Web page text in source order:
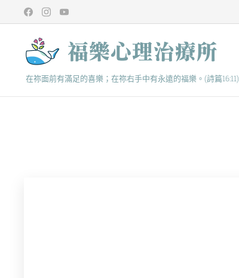
福樂心理治療所
在祢面前有滿足的喜樂；在祢右手中有永遠的福樂。(詩篇16:11)